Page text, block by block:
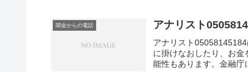
闇金からの電話 アナリスト
アナリスト
に掛けなおしたり、お
能性もあります。金融庁